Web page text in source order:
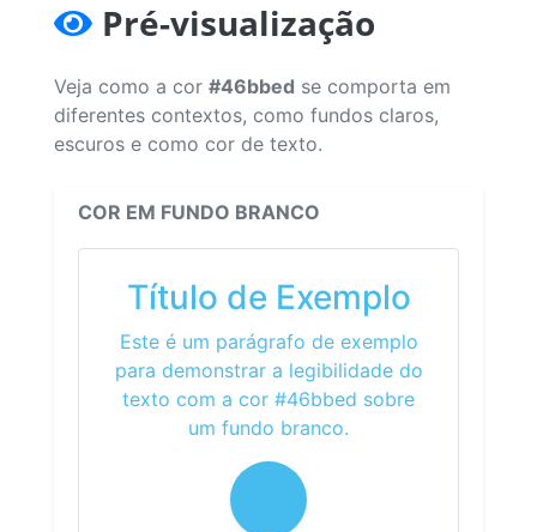
Pré-visualização
Veja como a cor #46bbed se comporta em
diferentes contextos, como fundos claros,
escuros e como cor de texto.
COR EM FUNDO BRANCO
Título de Exemplo
Este é um parágrafo de exemplo
para demonstrar a legibilidade do
texto com a cor #46bbed sobre
um fundo branco.